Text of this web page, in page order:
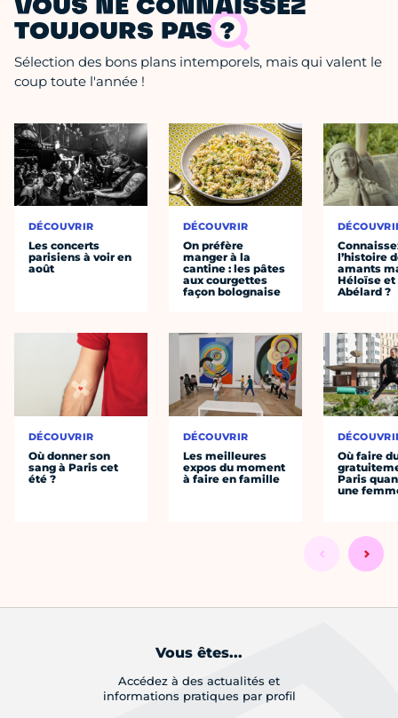
VOUS NE CONNAISSEZ
TOUJOURS PAS ?
Sélection des bons plans intemporels, mais qui valent le
coup toute l'année !
DÉCOUVRIR
Les concerts
parisiens à voir en
août
DÉCOUVRIR
Où donner son
sang à Paris cet
été ?
DÉCOUVRIR
On préfère
manger à la
cantine : les pâtes
aux courgettes
façon bolognaise
DÉCOUVRIR
Les meilleures
expos du moment
à faire en famille
l’histoire
amants
Héloïse et
Abélard ?
Où faire
Paris
une
Vous êtes...
Accédez à des actualités et
informations pratiques par profil